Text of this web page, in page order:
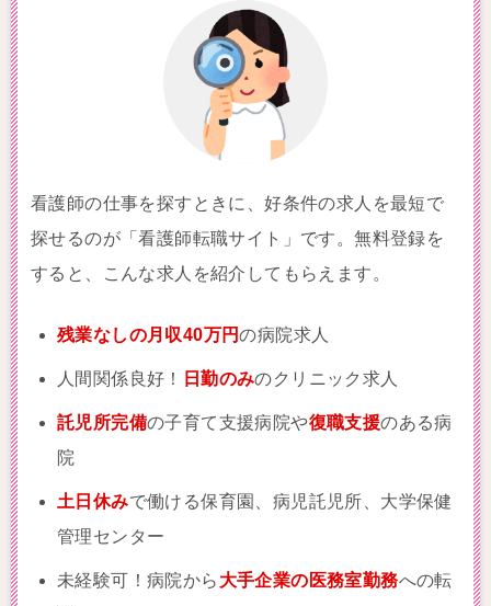
看護師の仕事を探すときに、好条件の求人を最短で
探せるのが「看護師転職サイト」です。無料登録を
すると、こんな求人を紹介してもらえます。
残業なしの月収40万円の病院求人
人間関係良好！ 日勤のみのクリニック求人
託児所完備の子育て支援病院や復職支援のある病
院
土日休みで働ける保育園、病児託児所、大学保健
管理センター
未経験可！病院から 大手企業の医務室勤務への転